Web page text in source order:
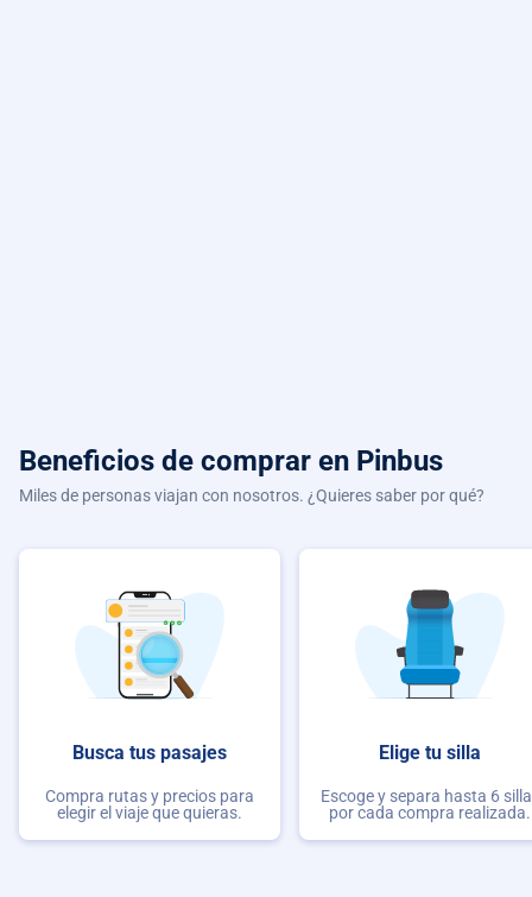
Beneficios de comprar en Pinbus
Miles de personas viajan con nosotros. ¿Quieres saber por qué?
Busca tus pasajes
Compra rutas y precios para
elegir el viaje que quieras.
Elige tu silla
Escoge y separa hasta 6
por cada compra realizada.